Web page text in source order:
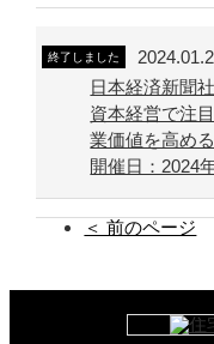
終了しました
日本経済新聞
資本経営で注
業価値を高め
開催日：2024
＜ 前のページ